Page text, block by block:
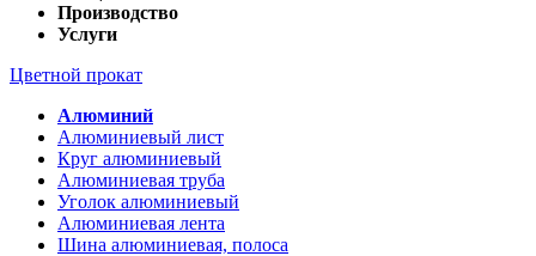
Производство
Услуги
Цветной прокат
Алюминий
Алюминиевый лист
Круг алюминиевый
Алюминиевая труба
Уголок алюминиевый
Алюминиевая лента
Шина алюминиевая, полоса